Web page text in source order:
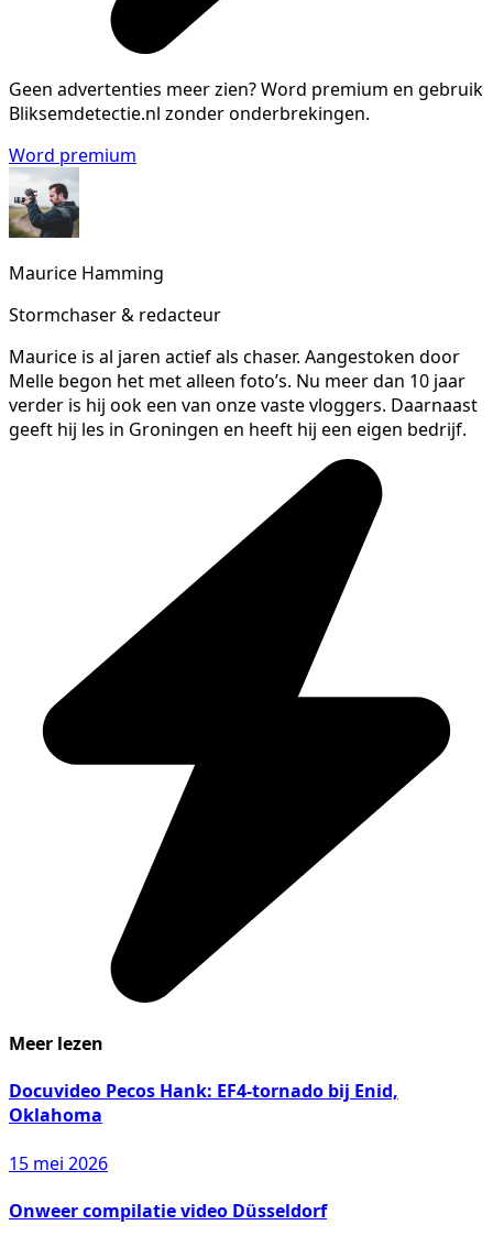
Geen advertenties meer zien?Word premium en gebruik
Bliksemdetectie.nl zonder onderbrekingen.
Word premium
Maurice Hamming
Stormchaser & redacteur
Maurice is al jaren actief als chaser. Aangestoken door
Melle begon het met alleen foto’s. Nu meer dan 10 jaar
verder is hij ook een van onze vaste vloggers. Daarnaast
geeft hij les in Groningen en heeft hij een eigen bedrijf.
Meer lezen
Docuvideo Pecos Hank: EF4-tornado bij Enid,
Oklahoma
15 mei 2026
Onweer compilatie video Düsseldorf